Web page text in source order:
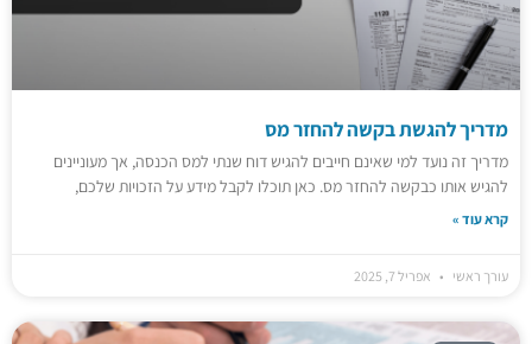
מדריך להגשת בקשה להחזר מס
מדריך זה נועד למי שאינם חייבים להגיש דוח שנתי למס הכנסה, אך מעוניינים
להגיש אותו כבקשה להחזר מס. כאן תוכלו לקבל מידע על הזכויות שלכם,
קרא עוד »
עורך ראשי אפריל 7, 2025